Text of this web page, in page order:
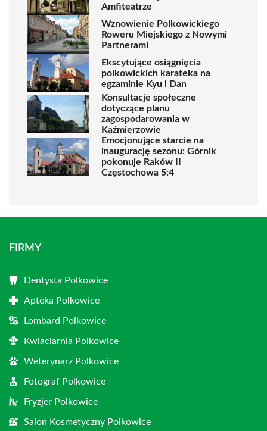
Amfiteatrze
Wznowienie Polkowickiego
Roweru Miejskiego z Nowymi
Partnerami
Ekscytujące osiągnięcia
polkowickich karateka na
egzaminie Kyu i Dan
Konsultacje społeczne
dotyczące planu
zagospodarowania w
Kaźmierzowie
Emocjonujące starcie na
inaugurację sezonu: Górnik
pokonuje Raków II
Częstochowa 5:4
FIRMY
Dentysta Polkowice
Apteka Polkowice
Lombard Polkowice
Kwiaciarnia Polkowice
Weterynarz Polkowice
Fotograf Polkowice
Fryzjer Polkowice
Salon Kosmetyczny Polkowice